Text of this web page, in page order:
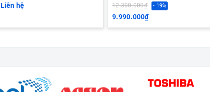
Liên hệ
12.300.000₫ - 19%
9.990.000₫